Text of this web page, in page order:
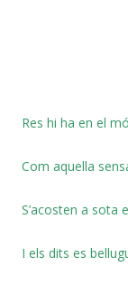
Res hi ha en el
Com aquella
S’acosten a sota
I els dits es